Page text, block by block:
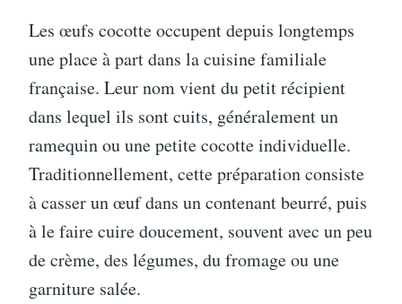
Les œufs cocotte occupent depuis longtemps
une place à part dans la cuisine familiale
française. Leur nom vient du petit récipient
dans lequel ils sont cuits, généralement un
ramequin ou une petite cocotte individuelle.
Traditionnellement, cette préparation consiste
à casser un œuf dans un contenant beurré, puis
à le faire cuire doucement, souvent avec un peu
de crème, des légumes, du fromage ou une
garniture salée.